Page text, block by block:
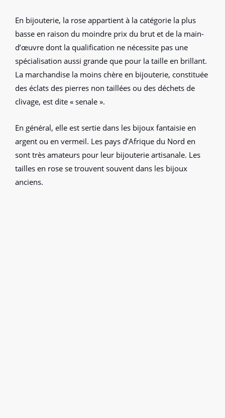
En bijouterie, la rose appartient à la catégorie la plus
basse en raison du moindre prix du brut et de la main-
d’œuvre dont la qualification ne nécessite pas une
spécialisation aussi grande que pour la taille en brillant.
La marchandise la moins chère en bijouterie, constituée
des éclats des pierres non taillées ou des déchets de
clivage, est dite « senale ».
En général, elle est sertie dans les bijoux fantaisie en
argent ou en vermeil. Les pays d’Afrique du Nord en
sont très amateurs pour leur bijouterie artisanale. Les
tailles en rose se trouvent souvent dans les bijoux
anciens.